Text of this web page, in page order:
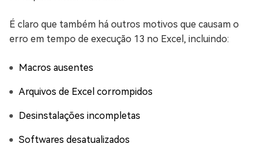
É claro que também há outros motivos que causam o
erro em tempo de execução 13 no Excel, incluindo:
Macros ausentes
Arquivos de Excel corrompidos
Desinstalações incompletas
Softwares desatualizados